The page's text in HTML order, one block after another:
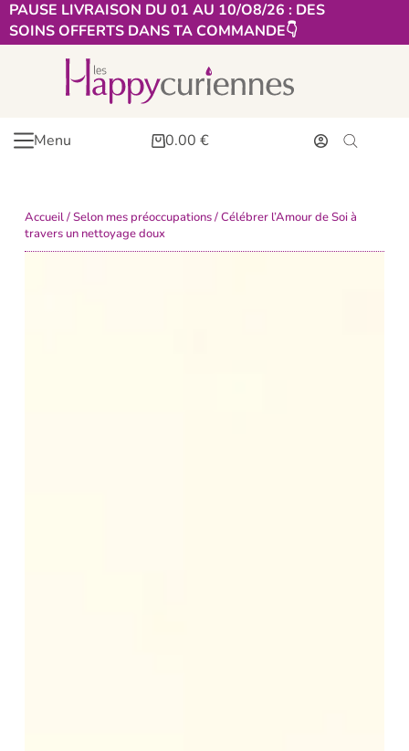
PAUSE LIVRAISON DU 01 AU 10/O8/26 : DES
SOINS OFFERTS DANS TA COMMANDE👇​
Menu 0.00 €
Accueil/Selon mes préoccupations/ Célébrer l’Amour de Soi à
travers un nettoyage doux